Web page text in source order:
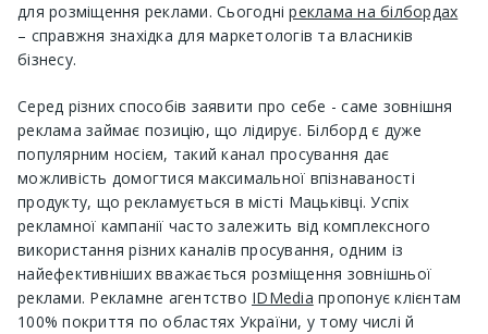
для розміщення реклами. Сьогодніреклама на білбордах
– справжня знахідка для маркетологів та власників
бізнесу.
Серед різних способів заявити про себе - саме зовнішня
реклама займає позицію, що лідирує. Білборд є дуже
популярним носієм, такий канал просування дає
можливість домогтися максимальної впізнаваності
продукту, що рекламується в місті Мацьківці. Успіх
рекламної кампанії часто залежить від комплексного
використання різних каналів просування, одним із
найефективніших вважається розміщення зовнішньої
реклами. Рекламне агентство IDMedia пропонує клієнтам
100% покриття по областях України, у тому числі й